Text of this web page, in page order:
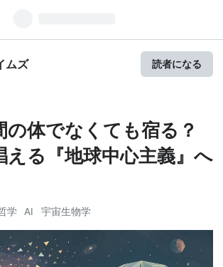
ムズ 読者になる
の体でなくても宿る？
える『地球中心主義』へ
学 AI 宇宙生物学